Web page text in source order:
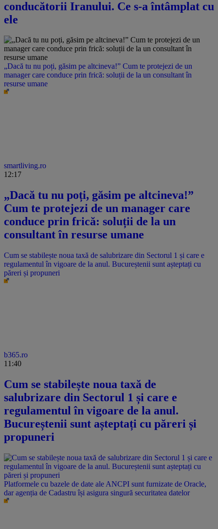
conducătorii Iranului. Ce s-a întâmplat cu
ele
„Dacă tu nu poți, găsim pe altcineva!” Cum te protejezi de un
manager care conduce prin frică: soluții de la un consultant în
resurse umane
smartliving.ro
12:17
„Dacă tu nu poți, găsim pe altcineva!”
Cum te protejezi de un manager care
conduce prin frică: soluții de la un
consultant în resurse umane
Cum se stabilește noua taxă de salubrizare din Sectorul 1 și care e
regulamentul în vigoare de la anul. Bucureștenii sunt așteptați cu
păreri și propuneri
b365.ro
11:40
Cum se stabilește noua taxă de
salubrizare din Sectorul 1 și care e
regulamentul în vigoare de la anul.
Bucureștenii sunt așteptați cu păreri și
propuneri
Platformele cu bazele de date ale ANCPI sunt furnizate de Oracle,
dar agenția de Cadastru își asigura singură securitatea datelor